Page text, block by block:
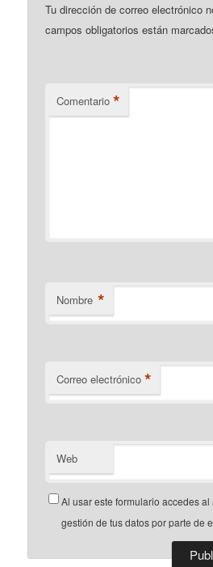
Tu dirección de correo electrónico
campos obligatorios están
Comentario *
Nombre *
Correo electrónico *
Web
Al usar este formulario accedes
gestión de tus datos por parte de